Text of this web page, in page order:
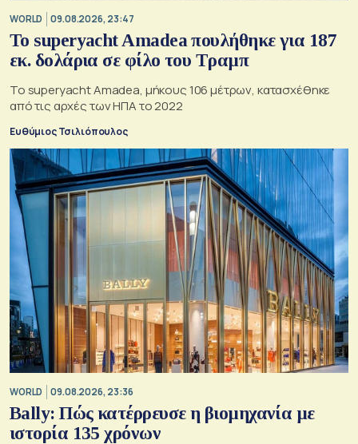
WORLD 09.08.2026, 23:47
To superyacht Amadea πουλήθηκε για 187
εκ. δολάρια σε φίλο του Τραμπ
Το superyacht Amadea, μήκους 106 μέτρων, κατασχέθηκε
από τις αρχές των ΗΠΑ το 2022
Ευθύμιος Τσιλιόπουλος
WORLD 09.08.2026, 23:36
Bally: Πώς κατέρρευσε η βιομηχανία με
ιστορία 135 χρόνων